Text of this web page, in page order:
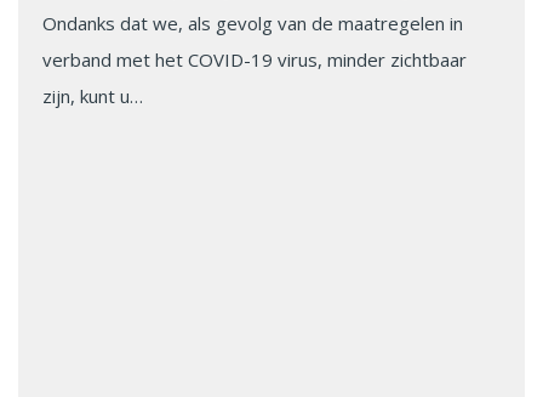
Ondanks dat we, als gevolg van de maatregelen in
verband met het COVID-19 virus, minder zichtbaar
zijn, kunt u…